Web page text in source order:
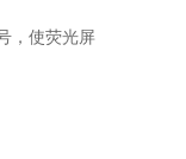
，使荧光屏